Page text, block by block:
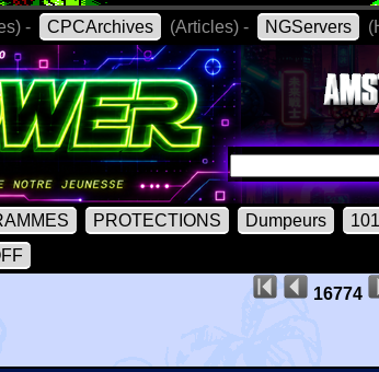
- CPCArchives (Articles) - NGServers
PROTECTIONS Dumpeurs
16774